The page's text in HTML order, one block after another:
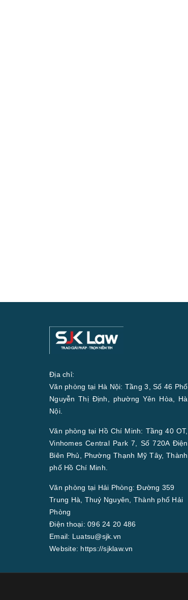
Địa chỉ:
Văn phòng tại Hà Nội: Tầng 3, Số 46 Phố
Nguyễn Thị Định, phường Yên Hòa, Hà
Nội.
Văn phòng tại Hồ Chí Minh: Tầng 40 OT,
Vinhomes Central Park 7, Số 720A Điện
Biên Phủ, Phường Thạnh Mỹ Tây, Thành
phố Hồ Chí Minh.
Văn phòng tại Hải Phòng: Đường 359
Trung Hà, Thuỷ Nguyên, Thành phố Hải
Phòng
Điện thoại: 096 24 20 486
Email: Luatsu@sjk.vn
Website: https://sjklaw.vn